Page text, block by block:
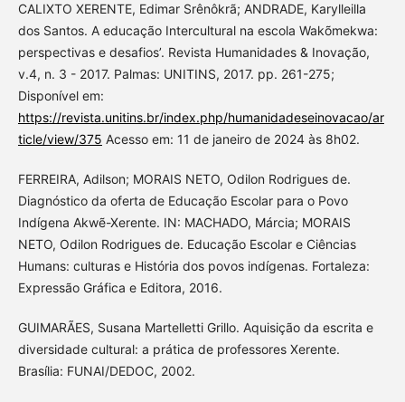
CALIXTO XERENTE, Edimar Srênôkrã; ANDRADE, Karylleilla
dos Santos. A educação Intercultural na escola Wakõmekwa:
perspectivas e desafios’. Revista Humanidades & Inovação,
v.4, n. 3 - 2017. Palmas: UNITINS, 2017. pp. 261-275;
Disponível em:
https://revista.unitins.br/index.php/humanidadeseinovacao/ar
ticle/view/375 Acesso em: 11 de janeiro de 2024 às 8h02.
FERREIRA, Adilson; MORAIS NETO, Odilon Rodrigues de.
Diagnóstico da oferta de Educação Escolar para o Povo
Indígena Akwẽ-Xerente. IN: MACHADO, Márcia; MORAIS
NETO, Odilon Rodrigues de. Educação Escolar e Ciências
Humans: culturas e História dos povos indígenas. Fortaleza:
Expressão Gráfica e Editora, 2016.
GUIMARÃES, Susana Martelletti Grillo. Aquisição da escrita e
diversidade cultural: a prática de professores Xerente.
Brasília: FUNAI/DEDOC, 2002.